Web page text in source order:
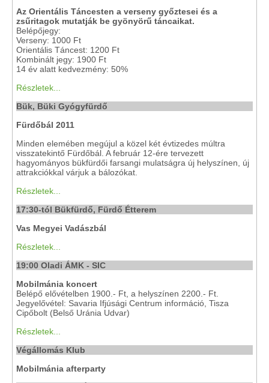
Az Orientális Táncesten a verseny győztesei és a
zsűritagok mutatják be gyönyörű táncaikat.
Belépőjegy:
Verseny: 1000 Ft
Orientális Táncest: 1200 Ft
Kombinált jegy: 1900 Ft
14 év alatt kedvezmény: 50%
Részletek...
Bük, Büki Gyógyfürdő
Fürdőbál 2011
Minden elemében megújul a közel két évtizedes múltra
visszatekintő Fürdőbál. A február 12-ére tervezett
hagyományos bükfürdői farsangi mulatságra új helyszínen, új
attrakciókkal várjuk a bálozókat.
Részletek...
17:30-tól Bükfürdő, Fürdő Étterem
Vas Megyei Vadászbál
Részletek...
19:00 Oladi ÁMK - SIC
Mobilmánia koncert
Belépő elővételben 1900.- Ft, a helyszínen 2200.- Ft.
Jegyelővétel: Savaria Ifjúsági Centrum információ, Tisza
Cipőbolt (Belső Uránia Udvar)
Részletek...
Végállomás Klub
Mobilmánia afterparty